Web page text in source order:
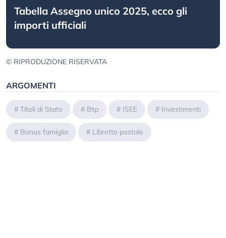
Tabella Assegno unico 2025, ecco gli
importi ufficiali
© RIPRODUZIONE RISERVATA
ARGOMENTI
# Titoli di Stato # Btp # ISEE # Investimenti
# Bonus famiglia # Libretto postale